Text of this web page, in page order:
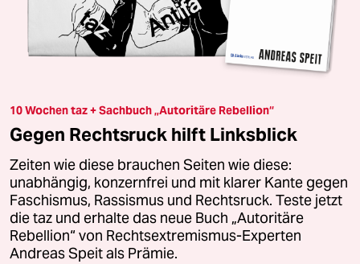
10 Wochen taz + Sachbuch „Autoritäre Rebellion“
Gegen Rechtsruck hilft Linksblick
Zeiten wie diese brauchen Seiten wie diese:
unabhängig, konzernfrei und mit klarer Kante gegen
Faschismus, Rassismus und Rechtsruck. Teste jetzt
die taz und erhalte das neue Buch „Autoritäre
Rebellion“ von Rechtsextremismus-Experten
Andreas Speit als Prämie.